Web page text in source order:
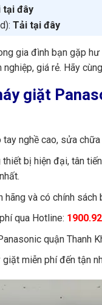
tại đây
Tải tại đây
gia đình bạn gặp
giá rẻ. Hãy cùng
giặt
nghề cao, sửa
bị hiện đại, tân
hãng và có chính
quaHotline:
quận Thanh
miễn phí đến tận